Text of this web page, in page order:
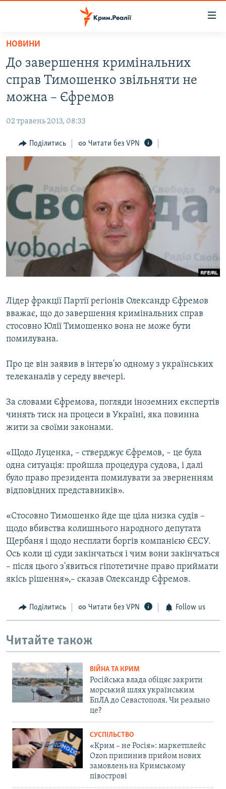
Перейти
основного
матеріалу
Перейти
до
основної
навігації
Перейти
до
пошуку
ВОДА.КРИМ
ВІДЕО ТА ФОТО
БЛОГИ
ПОГЛЯД
ІНТЕРВ'Ю
СПЕЦПРОЕКТИ
ДЕПОРТАЦІЯ
ВІДЕОУРОКИ «ELIFBE»
СВІДЧЕННЯ ОКУПАЦІЇ
УКРАЇНСЬКА ПРОБЛЕМА КРИМУ
ЯК ОБІЙТИ БЛОКУВАННЯ
Русский
Qırımtatar
Усі сайти RFE/RL
НОВИНИ
До завершення кримінальних
справ Тимошенко звільняти не
можна – Єфремов
02 травень 2013, 08:33
Поділитись Читати без VPN
Лідер фракції Партії регіонів Олександр Єфремов
вважає, що до завершення кримінальних справ
стосовно Юлії Тимошенко вона не може бути
помилувана.
Про це він заявив в інтерв'ю одному з українських
телеканалів у середу ввечері.
За словами Єфремова, погляди іноземних експертів
чинять тиск на процеси в Україні, яка повинна
жити за своїми законами.
«Щодо Луценка, – стверджує Єфремов, – це була
одна ситуація: пройшла процедура судова, і далі
було право президента помилувати за зверненням
відповідних представників».
«Стосовно Тимошенко йде ще ціла низка судів –
щодо вбивства колишнього народного депутата
Щербаня і щодо несплати боргів компанією ЄЕСУ.
Ось коли ці суди закінчаться і чим вони закінчаться
– після цього з'явиться гіпотетичне право приймати
якісь рішення»,– сказав Олександр Єфремов.
Поділитись Читати без VPN Follow us
Читайте також
ВІЙНА ТА КРИМ
Російська влада обіцяє закрити
морський шлях українським
БпЛА до Севастополя. Чи реально
це?
СУСПІЛЬСТВО
«Крим – не Росія»: маркетплейс
Ozon припинив прийом нових
замовлень на Кримському
півострові